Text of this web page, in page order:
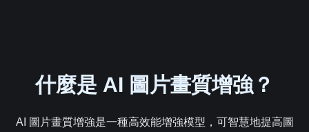
什麼是 AI 圖片畫質增強？
AI 圖片畫質增強是一種高效能增強模型，可智慧地提高圖